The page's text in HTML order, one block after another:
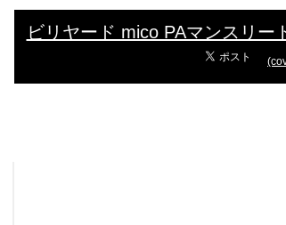
ビリヤード mico PAマンスリー